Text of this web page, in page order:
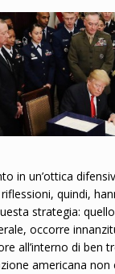
2026
in un’ottica
quindi,
strategia:
occorre
all’interno di ben
americana